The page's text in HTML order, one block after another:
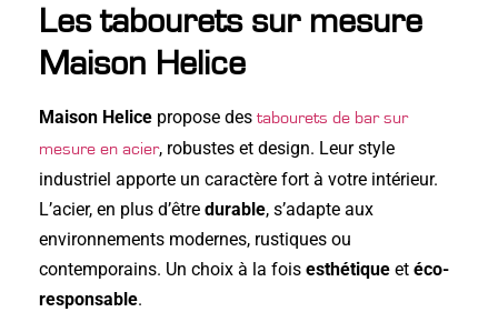
Les tabourets sur mesure
Maison Helice
Maison Helice propose des tabourets de bar sur
mesure en acier, robustes et design. Leur style
industriel apporte un caractère fort à votre intérieur.
L’acier, en plus d’être durable, s’adapte aux
environnements modernes, rustiques ou
contemporains. Un choix à la fois esthétique et éco-
responsable.